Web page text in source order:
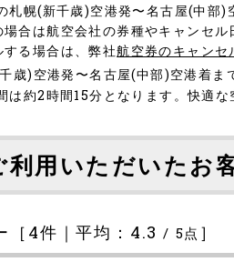
札幌(新千歳)空港発〜名古屋(中部)
場合は航空会社の券種やキャンセル
する場合は、弊社航空券のキャンセ
歳)空港発〜名古屋(中部)空港着ま
は約2時間15分となります。快適な
利用いただいたお
［ 4件｜平均： 4.3 / 5点 ］